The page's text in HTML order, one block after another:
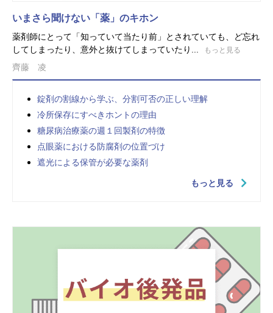
いまさら聞けない「薬」のキホン
薬剤師にとって「知っていて当たり前」とされていても、ど忘れ
してしまったり、意外と抜けてしまっていたり...
もっと見る
齊藤 凌
錠剤の割線から学ぶ、分割可否の正しい理解
冷所保存にすべきホントの理由
糖尿病治療薬の週１回製剤の特徴
点眼薬における防腐剤の位置づけ
遮光による保管が必要な薬剤
もっと見る